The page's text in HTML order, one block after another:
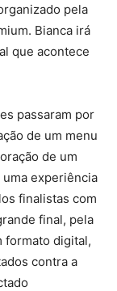
pela
Bianca irá
que acontece
passaram por
de um menu
de um
experiência
finalistas com
final, pela
formato digital,
contra a